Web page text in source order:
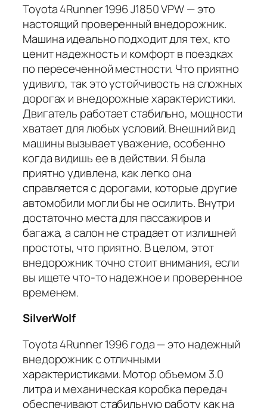
Toyota 4Runner 1996 J1850 VPW — это
настоящий проверенный внедорожник.
Машина идеально подходит для тех, кто
ценит надежность и комфорт в поездках
по пересеченной местности. Что приятно
удивило, так это устойчивость на сложных
дорогах и внедорожные характеристики.
Двигатель работает стабильно, мощности
хватает для любых условий. Внешний вид
машины вызывает уважение, особенно
когда видишь ее в действии. Я была
приятно удивлена, как легко она
справляется с дорогами, которые другие
автомобили могли бы не осилить. Внутри
достаточно места для пассажиров и
багажа, а салон не страдает от излишней
простоты, что приятно. В целом, этот
внедорожник точно стоит внимания, если
вы ищете что-то надежное и проверенное
временем.
SilverWolf
Toyota 4Runner 1996 года — это надежный
внедорожник с отличными
характеристиками. Мотор объемом 3.0
литра и механическая коробка передач
обеспечивают стабильную работу как на